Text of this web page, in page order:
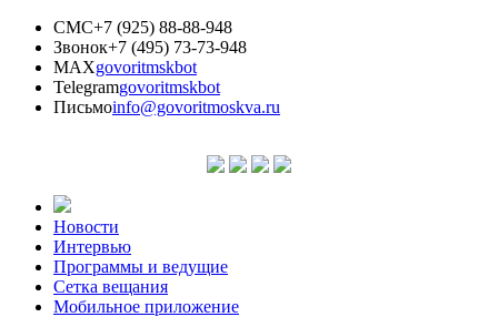
СМС+7 (925) 88-88-948
Звонок+7 (495) 73-73-948
MAXgovoritmskbot
Telegramgovoritmskbot
Письмоinfo@govoritmoskva.ru
Новости
Интервью
Программы и ведущие
Сетка вещания
Мобильное приложение